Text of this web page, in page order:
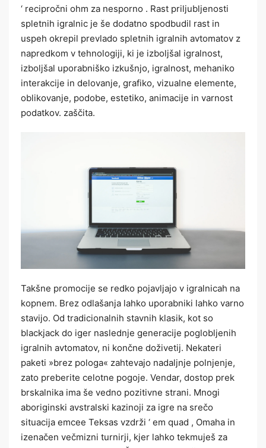
‘ recipročni ohm za nesporno . Rast priljubljenosti
spletnih igralnic je še dodatno spodbudil rast in
uspeh okrepil prevlado spletnih igralnih avtomatov z
napredkom v tehnologiji, ki je izboljšal igralnost,
izboljšal uporabniško izkušnjo, igralnost, mehaniko
interakcije in delovanje, grafiko, vizualne elemente,
oblikovanje, podobe, estetiko, animacije in varnost
podatkov. zaščita.
Takšne promocije se redko pojavljajo v igralnicah na
kopnem. Brez odlašanja lahko uporabniki lahko varno
stavijo. Od tradicionalnih stavnih klasik, kot so
blackjack do iger naslednje generacije poglobljenih
igralnih avtomatov, ni končne doživetij. Nekateri
paketi »brez pologa« zahtevajo nadaljnje polnjenje,
zato preberite celotne pogoje. Vendar, dostop prek
brskalnika ima še vedno pozitivne strani. Mnogi
aboriginski avstralski kazinoji za igre na srečo
situacija emcee Teksas vzdrži ‘ em quad , Omaha in
izenačen večmizni turnirji, kjer lahko tekmuješ za